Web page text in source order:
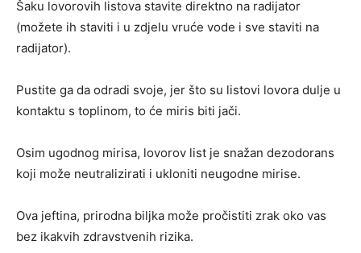
Šaku lovorovih listova stavite direktno na radijator
(možete ih staviti i u zdjelu vruće vode i sve staviti na
radijator).
Pustite ga da odradi svoje, jer što su listovi lovora dulje u
kontaktu s toplinom, to će miris biti jači.
Osim ugodnog mirisa, lovorov list je snažan dezodorans
koji može neutralizirati i ukloniti neugodne mirise.
Ova jeftina, prirodna biljka može pročistiti zrak oko vas
bez ikakvih zdravstvenih rizika.